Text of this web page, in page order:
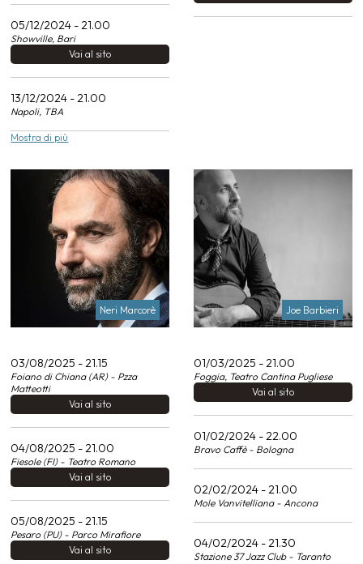
05/12/2024 - 21.00
Showville, Bari
Vai al sito
13/12/2024 - 21.00
Napoli, TBA
Mostra di più
Neri Marcorè
03/08/2025 - 21.15
Foiano di Chiana (AR) - Pzza
Matteotti
Vai al sito
04/08/2025 - 21.00
Fiesole (FI) - Teatro Romano
Vai al sito
05/08/2025 - 21.15
Pesaro (PU) - Parco Mirafiore
Vai al sito
Joe Barbieri
01/03/2025 - 21.00
Foggia, Teatro Cantina Pugliese
Vai al sito
01/02/2024 - 22.00
Bravo Caffè - Bologna
02/02/2024 - 21.00
Mole Vanvitelliana - Ancona
04/02/2024 - 21.30
Stazione 37 Jazz Club - Taranto